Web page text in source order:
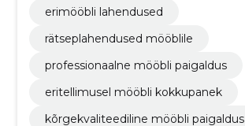
erimööbli lahendused
rätseplahendused mööblile
professionaalne mööbli paigaldus
eritellimusel mööbli kokkupanek
kõrgekvaliteediline mööbli paigaldus